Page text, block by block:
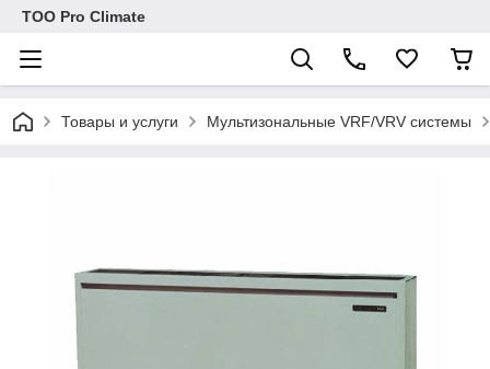
ТОО Pro Climate
Товары и услуги Мультизональные VRF/VRV системы